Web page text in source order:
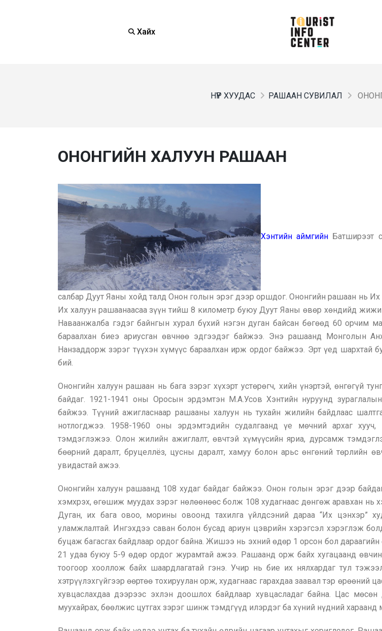
Хайх
НҮҮР ХУУДАС РАШААН СУВИЛАЛ
ОНОНГИЙН ХАЛУУН РАШААН
Хэнтийн аймгийн Батширээт
салбар Дуут Яаны хойд талд Онон голын эрэг дээр оршдог. Ононгийн рашаан нь Их
Их халуун рашаанаасаа зүүн тийш 8 километр буюу Дуут Яаны өвөр хөндийд
Наваанжалба гэдэг байнгын хурал бүхий нэгэн дуган байсан бөгөөд 60
бараалхан биеэ ариусган өвчнөө эдгээдэг байжээ. Энэ рашаанд Монголын
Нанзаддорж зэрэг түүхэн хүмүүс бараалхан ирж ордог байжээ. Эрт үед шархтай
бий.
Ононгийн халуун рашаан нь бага зэрэг хүхэрт устөрөгч, хийн үнэртэй, өнгөгүй
байдаг. 1921-1941 оны Оросын эрдэмтэн М.А.Усов Хэнтийн нуруунд
байжээ. Түүний ажигласнаар рашааны халуун нь тухайн жилийн байдлаас
нотлогджээ. 1958-1960 оны эрдэмтэдийн судалгаанд үе мөчний архаг
тэмдэглэжээ. Олон жилийн ажиглалт, өвчтэй хүмүүсийн яриа, дурсамж
бөөрний даралт, бруцеллёз, цусны даралт, хамуу болон арьс өнгөний төрлийн
увидастай ажээ.
Ононгийн халуун рашаанд 108 худаг байдаг байжээ. Онон голын эрэг дээр
хэмхрэх, өгөшиж муудах зэрэг нөлөөнөөс болж 108 худагнаас дөнгөж аравхан нь
Дуган, их бага овоо, морины овоонд тахилга үйлдсэний дараа “Их цэнхэр”
уламжлалтай. Ингэхдээ саван болон бусад ариун цэврийн хэрэгсэл хэрэглэж
буцаж багасгах байдлаар ордог байна. Жишээ нь эхний өдөр 1 орсон бол
21 удаа буюу 5-9 өдөр ордог журамтай ажээ. Рашаанд орж байх хугацаанд
тоогоор хооллож байх шаардлагатай гэнэ. Учир нь бие их нялхардаг тул
хэтрүүлэхгүйгээр өөртөө тохируулан орж, худагнаас гарахдаа заавал тэр
хувцаслахдаа дээрээс эхлэн доошлох байдлаар хувцасладаг байна. Цас
муухайрах, бөөлжис цутгах зэрэг шинж тэмдгүүд илэрдэг ба хүний нүдний хараанд